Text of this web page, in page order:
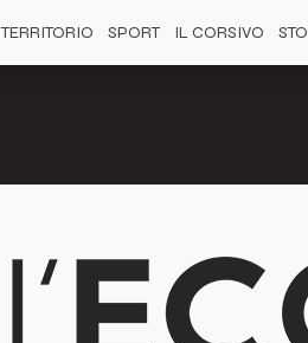
TERRITORIO SPORT IL CORSIVO